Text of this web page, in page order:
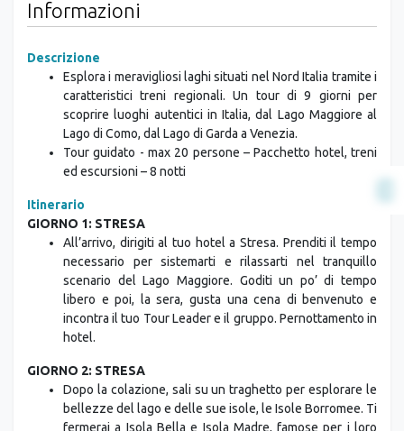
Descrizione
Esplora i meravigliosi laghi situati nel Nord Italia tramite i
caratteristici treni regionali. Un tour di 9 giorni per
scoprire luoghi autentici in Italia, dal Lago Maggiore al
Lago di Como, dal Lago di Garda a Venezia.
ed escursioni – 8 notti
Itinerario
GIORNO 1: STRESA
All’arrivo, dirigiti al tuo hotel a Stresa. Prenditi il tempo
necessario per sistemarti e rilassarti nel tranquillo
scenario del Lago Maggiore. Goditi un po’ di tempo
libero e poi, la sera, gusta una cena di benvenuto e
hotel.
GIORNO 2: STRESA
Dopo la colazione, sali su un traghetto per esplorare le